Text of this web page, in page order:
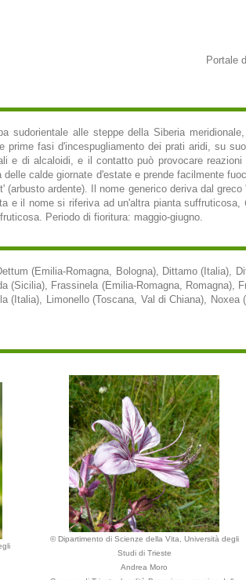
Portale
sudorientale alle steppe della Siberia
prime fasi d'incespugliamento dei prati aridi, su
e di alcaloidi, e il contatto può provocare
calde giornate d'estate e prende facilmente
(arbusto ardente). Il nome generico deriva dal
e il nome si riferiva ad un'altra pianta suffruticosa,
Periodo di fioritura: maggio-giugno.
(Emilia-Romagna, Bologna), Dittamo (Italia),
(Sicilia), Frassinela (Emilia-Romagna, Romagna),
(Italia), Limonello (Toscana, Val di Chiana),
© Dipartimento di Scienze della Vita, Università degli
Studi di Trieste
Andrea Moro